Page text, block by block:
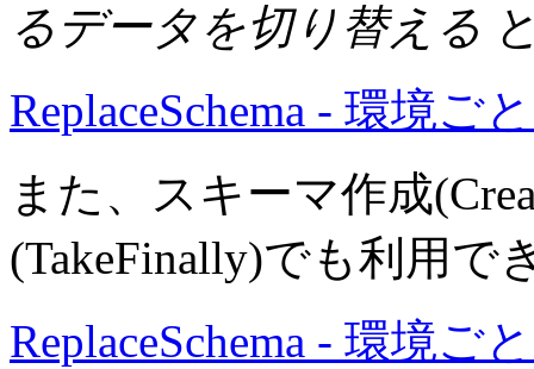
るデータを切り替える
ReplaceSchema - 環境ご
また、スキーマ作成
(TakeFinally)でも利用で
ReplaceSchema - 環境ご